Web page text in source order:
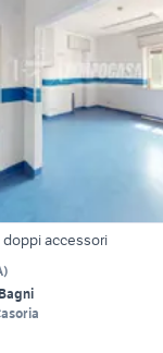
accessori
)